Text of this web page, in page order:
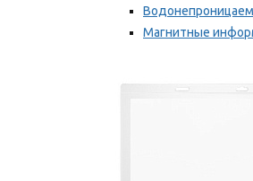
Магнитные
Самоклеящиеся